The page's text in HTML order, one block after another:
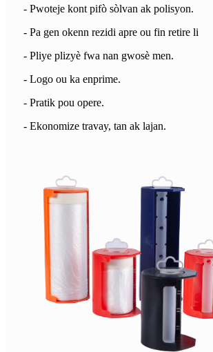
- Pwoteje kont pifò sòlvan ak polisyon.
- Pa gen okenn rezidi apre ou fin retire li
- Pliye plizyè fwa nan gwosè men.
- Logo ou ka enprime.
- Pratik pou opere.
- Ekonomize travay, tan ak lajan.